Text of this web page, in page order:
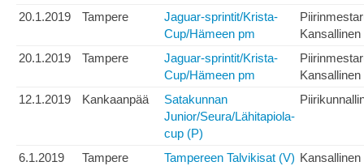
20.1.2019 Tampere
Jaguar-sprintit/Krista-
Cup/Hämeen pm
Kansallinen
20.1.2019
Tampere
Jaguar-sprintit/Krista-
Cup/Hämeen pm
Kansallinen
12.1.2019
Kankaanpää
Satakunnan
Junior/Seura/Lähitapiola-
cup (P)
6.1.2019 Tampere Tampereen Talvikisat (V) Kansallinen